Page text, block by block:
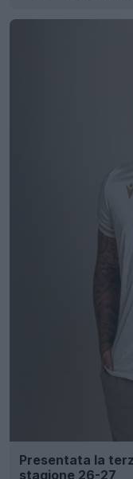
Presentata la
stagione 26-27